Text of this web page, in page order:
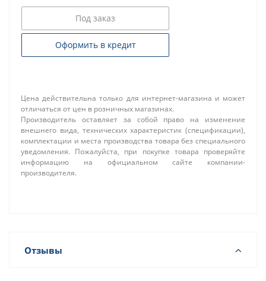
Под заказ
Оформить в кредит
Цена действительна только для интернет-магазина и может
отличаться от цен в розничных магазинах.
Производитель оставляет за собой право на изменение
внешнего вида, технических характеристик (спецификации),
комплектации и места производства товара без специального
уведомления. Пожалуйста, при покупке товара проверяйте
информацию на официальном сайте компании-
производителя.
Отзывы